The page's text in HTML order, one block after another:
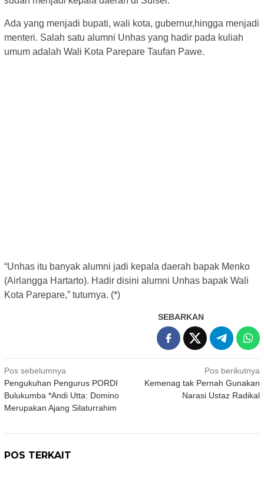
Ada yang menjadi bupati, wali kota, gubernur,hingga menjadi
menteri. Salah satu alumni Unhas yang hadir pada kuliah
umum adalah Wali Kota Parepare Taufan Pawe.
“Unhas itu banyak alumni jadi kepala daerah bapak Menko
(Airlangga Hartarto). Hadir disini alumni Unhas bapak Wali
Kota Parepare,” tuturnya. (*)
SEBARKAN
Navigasi
pos
Pos sebelumnya
Pengukuhan Pengurus PORDI
Bulukumba *Andi Utta: Domino
Merupakan Ajang Silaturrahim
Pos berikutnya
Kemenag tak Pernah Gunakan
Narasi Ustaz Radikal
POS TERKAIT